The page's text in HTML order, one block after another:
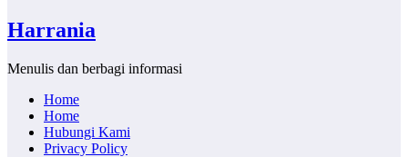
Harrania
Menulis dan berbagi informasi
Home
Home
Hubungi Kami
Privacy Policy